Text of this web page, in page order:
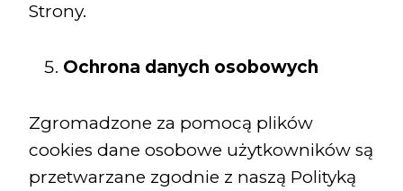
Strony.
Ochrona danych osobowych
Zgromadzone za pomocą plików
cookies dane osobowe użytkowników są
przetwarzane zgodnie z naszą Polityką